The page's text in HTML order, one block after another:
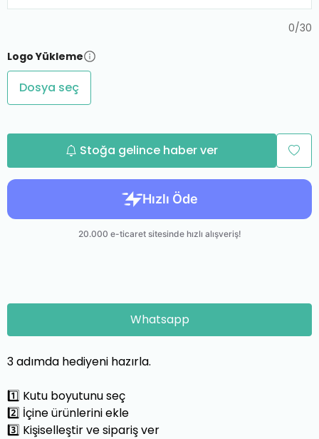
0/30
Logo Yükleme
Dosya seç
Stoğa gelince haber ver
Whatsapp
3adımda hediyeni hazırla.
1 ️⃣ Kutu boyutunu seç
2 ️⃣ İçine ürünlerini ekle
3 ️⃣ Kişiselleştir ve sipariş ver